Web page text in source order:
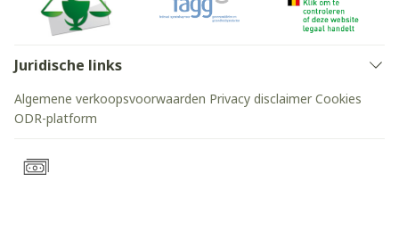
Juridische links
Algemene verkoopsvoorwaarden Privacy disclaimer Cookies
ODR-platform